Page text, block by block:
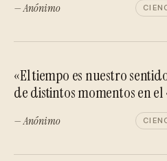
— Anónimo
«El tiempo es nuestro
de distintos momentos en el
— Anónimo